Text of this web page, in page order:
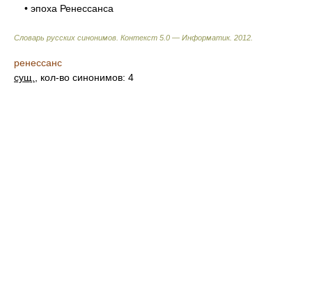
• эпоха Ренессанса
Словарь русских синонимов. Контекст 5.0 — Информатик. 2012
ренессанс
сущ.
, кол-во синонимов: 4